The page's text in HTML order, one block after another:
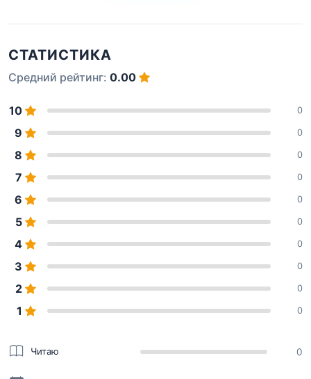
СТАТИСТИКА
Средний рейтинг: 0.00
10 0
9 0
8 0
7 0
6 0
5 0
4 0
3 0
2 0
1 0
Читаю 0